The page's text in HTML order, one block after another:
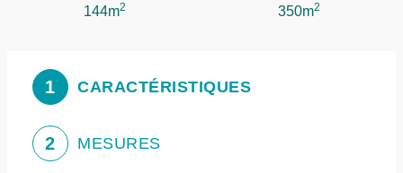
144m2 350m2
1 CARACTÉRISTIQUES
2 MESURES